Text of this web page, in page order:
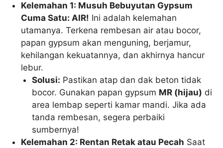
Kelemahan 1: Musuh Bebuyutan Gypsum
Cuma Satu: AIR! Ini adalah kelemahan
utamanya. Terkena rembesan air atau bocor,
papan gypsum akan menguning, berjamur,
kehilangan kekuatannya, dan akhirnya hancur
lebur.
Solusi: Pastikan atap dan dak beton tidak
bocor. Gunakan papan gypsum MR (hijau) di
area lembap seperti kamar mandi. Jika ada
tanda rembesan, segera perbaiki
sumbernya!
Kelemahan 2: Rentan Retak atau Pecah Saat